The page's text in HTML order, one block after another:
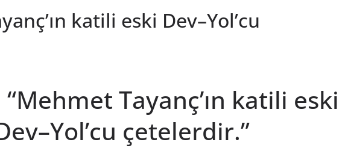
katili eski Dev–Yol’cu
“Mehmet Tayanç’ın katili eski
çetelerdir.”